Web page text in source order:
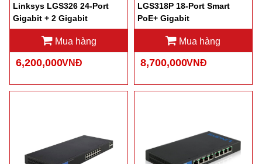
Linksys LGS326 24-Port
Gigabit + 2 Gigabit
SFP/RJ45 Combo Ports
Mua hàng
6,200,000VNĐ
LGS318P 18-Port Smart
PoE+ Gigabit
Mua hàng
8,700,000VNĐ